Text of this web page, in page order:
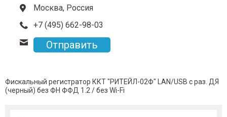
Москва, Россия
+7 (495) 662-98-03
Отправить
Фискальный регистратор ККТ "РИТЕЙЛ-02Ф" LAN/USB с раз. ДЯ
(черный) без ФН ФФД 1.2 / без Wi-Fi